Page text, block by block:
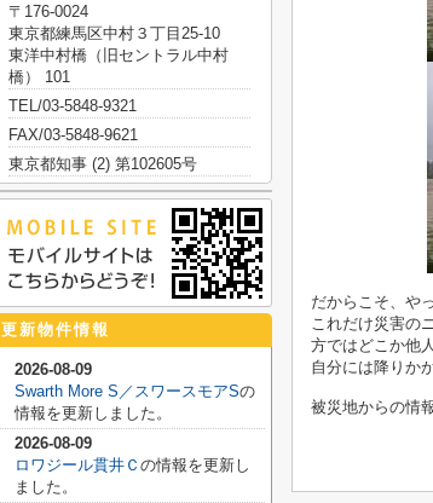
だからこそ、や
これだけ災害の
方ではどこか他
自分には降りか
被災地からの情
〒176-0024
東京都練馬区中村３丁目25-10
東洋中村橋（旧セントラル中村
橋） 101
TEL/03-5848-9321
FAX/03-5848-9621
東京都知事 (2) 第102605号
更新物件情報
2026-08-09
Swarth More S／スワースモアSの
情報を更新しました。
2026-08-09
ロワジール貫井Ｃ の情報を更新し
ました。